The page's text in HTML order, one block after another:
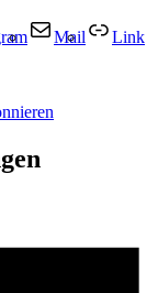
Mail Link